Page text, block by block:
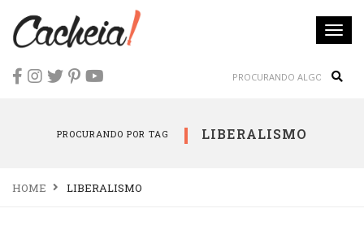
PROCURANDO POR TAG LIBERALISMO
HOME LIBERALISMO